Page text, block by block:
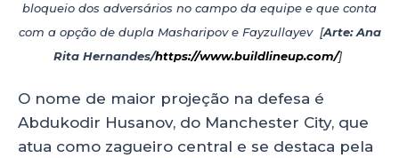
bloqueio dos adversários no campo da equipe e que conta
com a opção de dupla Masharipov e Fayzullayev [Arte: Ana
Rita Hernandes/https://www.buildlineup.com/]
O nome de maior projeção na defesa é
Abdukodir Husanov, do Manchester City, que
atua como zagueiro central e se destaca pela